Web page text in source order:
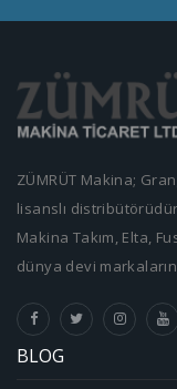
ZÜMRÜT Makina;
lisanslı
Makina Takım, Elta,
dünya devi
BLOG